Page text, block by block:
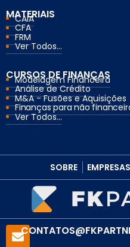
MATERIAIS
CAIA
CFA
FRM
Ver Todos...
CURSOS DE FINANÇAS
Modelagem Financeira
Análise de Crédito
M&A - Fusões e Aquisições
Finanças para não
Ver Todos...
SOBRE EMPRESAS